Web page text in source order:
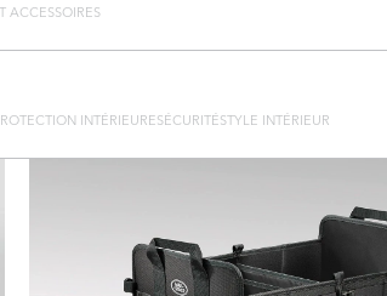
ACCESSOIRES
INTÉRIEURESÉCURITÉSTYLE INTÉRIEUR